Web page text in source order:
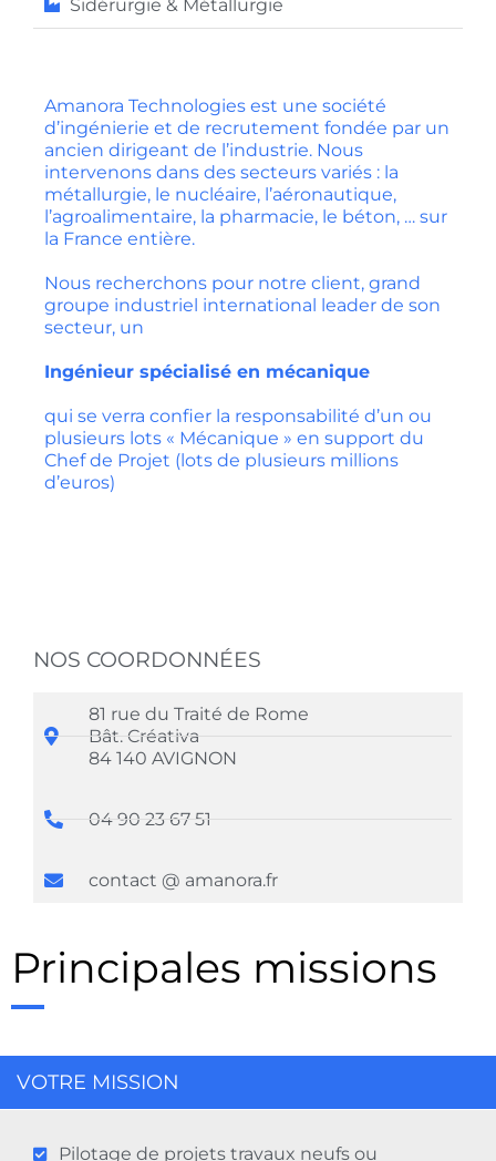
Sidérurgie & Métallurgie
Amanora Technologies est une société
d’ingénierie et de recrutement fondée par un
ancien dirigeant de l’industrie. Nous
intervenons dans des secteurs variés : la
métallurgie, le nucléaire, l’aéronautique,
l’agroalimentaire, la pharmacie, le béton, … sur
la France entière.
Nous recherchons pour notre client, grand
groupe industriel international leader de son
secteur, un
Ingénieur spécialisé en mécanique
qui se verra confier la responsabilité d’un ou
plusieurs lots « Mécanique » en support du
Chef de Projet (lots de plusieurs millions
d’euros)
NOS COORDONNÉES
81 rue du Traité de Rome
Bât. Créativa
84 140 AVIGNON
04 90 23 67 51
contact @ amanora.fr
Principales missions
VOTRE MISSION
Pilotage de projets travaux neufs ou